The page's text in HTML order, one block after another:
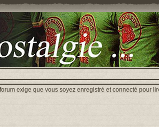
exige que vous soyez enregistré et connecté pour